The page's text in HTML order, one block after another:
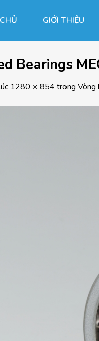
GIỚI THIỆU
Bearings
1280 × 854 trong Vòng